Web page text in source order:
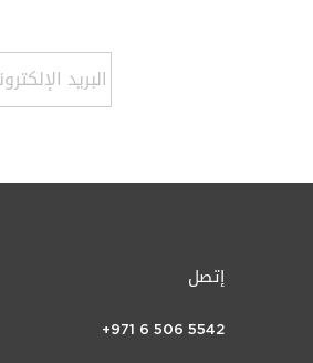
إتصل
+971 6 506 5542